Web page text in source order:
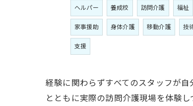
ヘルパー
養成校 訪問介護
福祉
家事援助
身体介護 移動介護
技
支援
経験に関わらずすべてのスタッフが
とともに実際の訪問介護現場を体験